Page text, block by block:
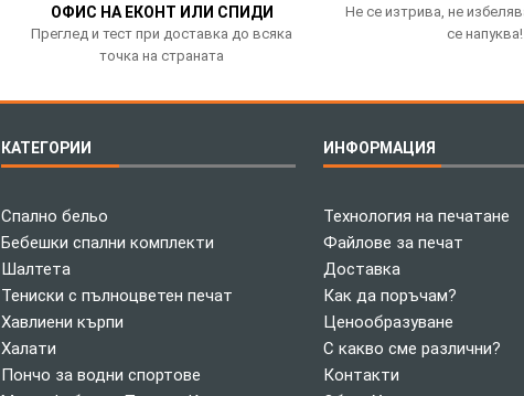
ОФИС НА ЕКОНТ ИЛИ СПИДИ
Преглед и тест при доставка до всяка
точка на страната
Не се изтрива, не
се напуква!
КАТЕГОРИИ
Спално бельо
Бебешки спални комплекти
Шалтета
Тениски с пълноцветен печат
Хавлиени кърпи
Халати
Пончо за водни спортове
ИНФОРМАЦИЯ
Технология на печатане
Файлове за печат
Доставка
Как да поръчам?
Ценообразуване
С какво сме различни?
Контакти